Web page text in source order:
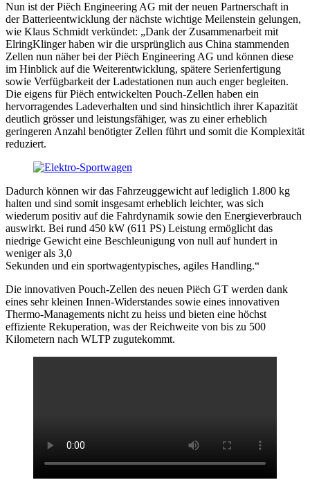
Nun ist der Piëch Engineering AG mit der neuen Partnerschaft in
der Batterieentwicklung der nächste wichtige Meilenstein gelungen,
wie Klaus Schmidt verkündet: „Dank der Zusammenarbeit mit
ElringKlinger haben wir die ursprünglich aus China stammenden
Zellen nun näher bei der Piëch Engineering AG und können diese
im Hinblick auf die Weiterentwicklung, spätere Serienfertigung
sowie Verfügbarkeit der Ladestationen nun auch enger begleiten.
Die eigens für Piëch entwickelten Pouch-Zellen haben ein
hervorragendes Ladeverhalten und sind hinsichtlich ihrer Kapazität
deutlich grösser und leistungsfähiger, was zu einer erheblich
geringeren Anzahl benötigter Zellen führt und somit die Komplexität
reduziert.
Dadurch können wir das Fahrzeuggewicht auf lediglich 1.800 kg
halten und sind somit insgesamt erheblich leichter, was sich
wiederum positiv auf die Fahrdynamik sowie den Energieverbrauch
auswirkt. Bei rund 450 kW (611 PS) Leistung ermöglicht das
niedrige Gewicht eine Beschleunigung von null auf hundert in
weniger als 3,0
Sekunden und ein sportwagentypisches, agiles Handling.“
Die innovativen Pouch-Zellen des neuen Piëch GT werden dank
eines sehr kleinen Innen-Widerstandes sowie eines innovativen
Thermo-Managements nicht zu heiss und bieten eine höchst
effiziente Rekuperation, was der Reichweite von bis zu 500
Kilometern nach WLTP zugutekommt.